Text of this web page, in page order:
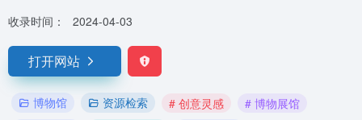
收录时间： 2024-04-03
打开网站
博物馆 资源检索 # 创意灵感
# 博物展馆